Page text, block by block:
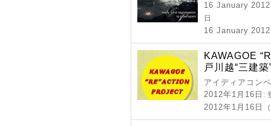
16 January
日
16 January
KAWAGOE
戸川越“三建
アイディアコン
2012年1月16日 :
2012年1月16日